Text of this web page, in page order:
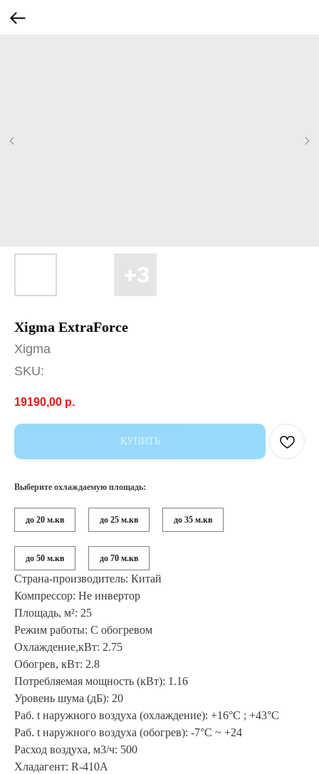
Xigma ExtraForce
Xigma
SKU:
19190,00 р.
КУПИТЬ
Выберите охлаждаемую площадь:
до 20 м.кв до 25 м.кв до 35 м.кв
до 50 м.кв до 70 м.кв
Страна-производитель: Китай
Компрессор: Не инвертор
Площадь, м²: 25
Режим работы: С обогревом
Охлаждение,кВт: 2.75
Обогрев, кВт: 2.8
Потребляемая мощность (кВт): 1.16
Уровень шума (дБ): 20
Раб. t наружного воздуха (охлаждение): +16°С ; +43°С
Раб. t наружного воздуха (обогрев): -7°С ~ +24
Расход воздуха, м3/ч: 500
Хладагент: R-410A